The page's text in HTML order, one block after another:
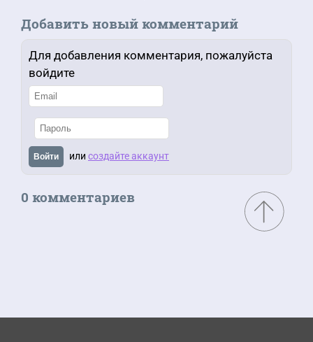
Добавить новый комментарий
Для добавления комментария, пожалуйста
войдите
Войти или создайте аккаунт
0 комментариев